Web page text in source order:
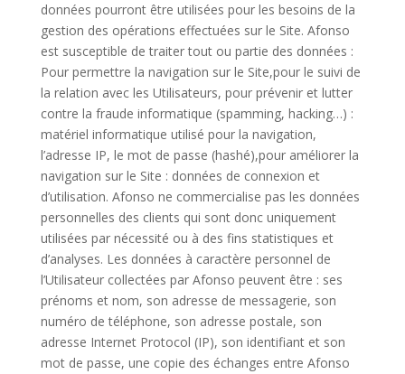
données pourront être utilisées pour les besoins de la
gestion des opérations effectuées sur le Site. Afonso
est susceptible de traiter tout ou partie des données :
Pour permettre la navigation sur le Site,pour le suivi de
la relation avec les Utilisateurs, pour prévenir et lutter
contre la fraude informatique (spamming, hacking…) :
matériel informatique utilisé pour la navigation,
l’adresse IP, le mot de passe (hashé),pour améliorer la
navigation sur le Site : données de connexion et
d’utilisation. Afonso ne commercialise pas les données
personnelles des clients qui sont donc uniquement
utilisées par nécessité ou à des fins statistiques et
d’analyses. Les données à caractère personnel de
l’Utilisateur collectées par Afonso peuvent être : ses
prénoms et nom, son adresse de messagerie, son
numéro de téléphone, son adresse postale, son
adresse Internet Protocol (IP), son identifiant et son
mot de passe, une copie des échanges entre Afonso